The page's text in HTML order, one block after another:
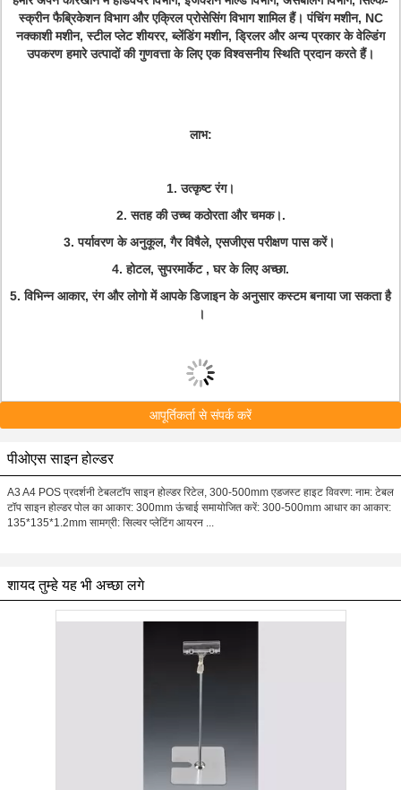
स्क्रीन फैब्रिकेशन विभाग और एक्रिल प्रोसेसिंग विभाग शामिल हैं। पंचिंग मशीन, NC
नक्काशी मशीन, स्टील प्लेट शीयरर, ब्लेंडिंग मशीन, ड्रिलर और अन्य प्रकार के वेल्डिंग
उपकरण हमारे उत्पादों की गुणवत्ता के लिए एक विश्वसनीय स्थिति प्रदान करते हैं।
लाभ:
1. उत्कृष्ट रंग।
2. सतह की उच्च कठोरता और चमक।.
3. पर्यावरण के अनुकूल, गैर विषैले, एसजीएस परीक्षण पास करें।
4. होटल, सुपरमार्केट , घर के लिए अच्छा.
5. विभिन्न आकार, रंग और लोगो में आपके डिजाइन के अनुसार कस्टम बनाया जा सकता है
।
आपूर्तिकर्ता से संपर्क करें
पीओएस साइन होल्डर
A3 A4 POS प्रदर्शनी टेबलटॉप साइन होल्डर रिटेल, 300-500mm एडजस्ट हाइट विवरण: नाम: टेबल
टॉप साइन होल्डर पोल का आकार: 300mm ऊंचाई समायोजित करें: 300-500mm आधार का आकार:
135*135*1.2mm सामग्री: सिल्वर प्लेटिंग आयरन ...
शायद तुम्हे यह भी अच्छा लगे